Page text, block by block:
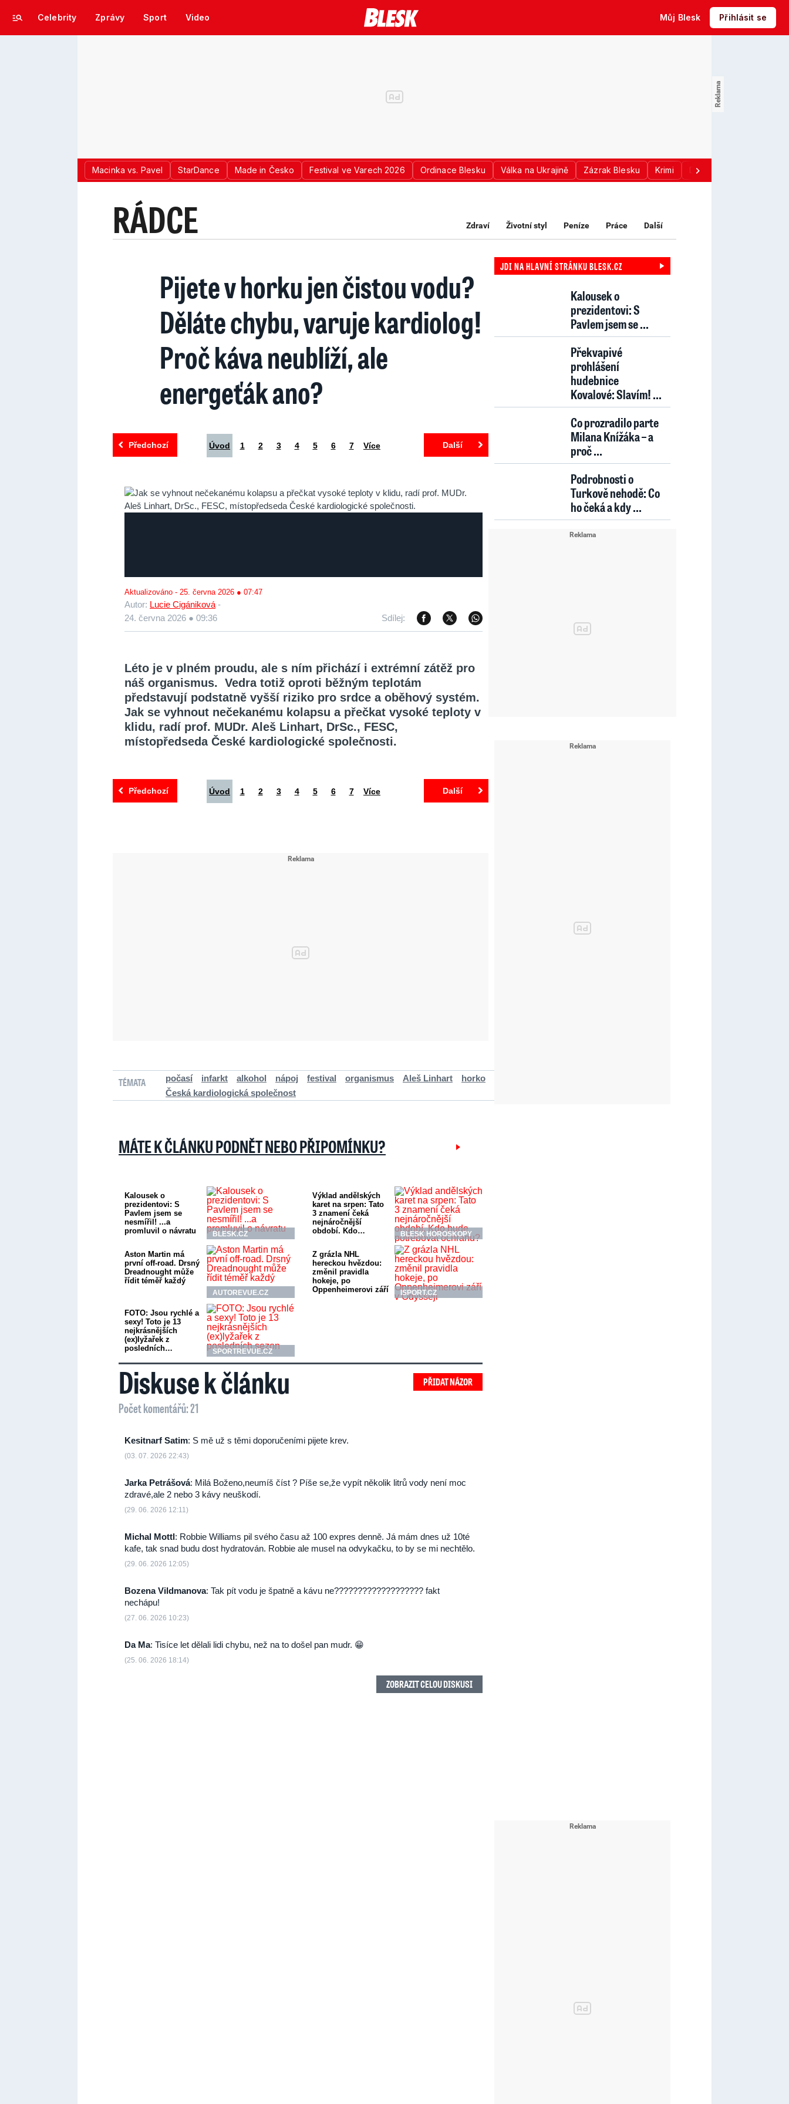
Celebrity Zprávy Sport Video Můj Blesk Přihlásit se
Macinka vs. Pavel StarDance Made in Česko Festival ve Varech 2026 Ordinace Blesku Válka na Ukrajině Zázrak Blesku Krimi Donald Trump
RÁDCE Zdraví Životní styl Peníze Práce Další
Pijete v horku jen čistou vodu?
Děláte chybu, varuje kardiolog!
Proč káva neublíží, ale
energeťák ano?
Předchozí Úvod 1 2 3 4 5 6 7 Více Další
Autor: Lucie Cigániková -
Aktualizováno - 25. června 2026 ● 07:47
24. června 2026 ● 09:36 Sdílej:
Léto je v plném proudu, ale s ním přichází i extrémní zátěž pro
náš organismus. Vedra totiž oproti běžným teplotám
představují podstatně vyšší riziko pro srdce a oběhový systém.
Jak se vyhnout nečekanému kolapsu a přečkat vysoké teploty v
klidu, radí prof. MUDr. Aleš Linhart, DrSc., FESC,
místopředseda České kardiologické společnosti.
Předchozí Úvod 1 2 3 4 5 6 7 Více Další
TÉMATA počasí infarkt alkohol nápoj festival organismus Aleš Linhart
horko
Česká kardiologická společnost
MÁTE K ČLÁNKU PODNĚT NEBO PŘIPOMÍNKU?
Kalousek o
prezidentovi: S
Pavlem jsem se
nesmířil! ...a
promluvil o návratu
BLESK.CZ
Výklad andělských
karet na srpen: Tato
3 znamení čeká
nejnáročnější
období. Kdo…
BLESK HOROSKOPY
Aston Martin má
první off-road. Drsný
Dreadnought může
řídit téměř každý
AUTOREVUE.CZ
Z grázla NHL
hereckou hvězdou:
změnil pravidla
hokeje, po
Oppenheimerovi září
ISPORT.CZ
FOTO: Jsou rychlé a
sexy! Toto je 13
nejkrásnějších
(ex)lyžařek z
posledních…
SPORTREVUE.CZ
Diskuse k článku PŘIDAT NÁZOR
Počet komentářů: 21
Kesitnarf Satim: S mě už s těmi doporučeními pijete krev.
(03. 07. 2026 22:43)
Jarka Petrášová: Milá Boženo,neumíš číst ? Píše se,že vypít několik litrů vody není moc
zdravé,ale 2 nebo 3 kávy neuškodí.
(29. 06. 2026 12:11)
Michal Mottl: Robbie Williams pil svého času až 100 expres denně. Já mám dnes už 10té
kafe, tak snad budu dost hydratován. Robbie ale musel na odvykačku, to by se mi nechtělo.
(29. 06. 2026 12:05)
Bozena Vildmanova: Tak pít vodu je špatně a kávu ne??­??????­??????­????? fakt
nechápu!
(27. 06. 2026 10:23)
Da Ma: Tisíce let dělali lidi chybu, než na to došel pan mudr. 😁
(25. 06. 2026 18:14)
ZOBRAZIT CELOU DISKUSI
JDI NA HLAVNÍ STRÁNKU BLESK.CZ
Kalousek o
prezidentovi: S
Pavlem jsem se ...
Překvapivé
prohlášení
hudebnice
Kovalové: Slavím! ...
Co prozradilo parte
Milana Knížáka – a
proč ...
Podrobnosti o
Turkově nehodě: Co
ho čeká a kdy ...